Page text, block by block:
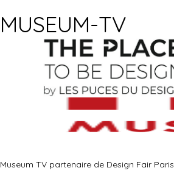
MUSEUM-TV
Museum TV partenaire de Design Fair Paris